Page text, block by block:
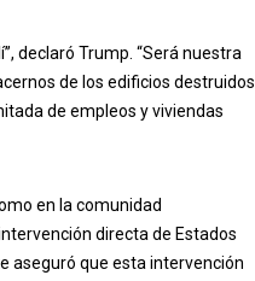
declaró Trump. “Será nuestra
de los edificios destruidos
de empleos y viviendas
en la comunidad
directa de Estados
aseguró que esta intervención